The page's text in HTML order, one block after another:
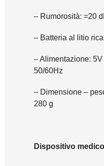
– Rumorosità: =20
– Batteria al litio
– Alimentazione:
50/60Hz
– Dimensione –
280 g
Dispositivo medico